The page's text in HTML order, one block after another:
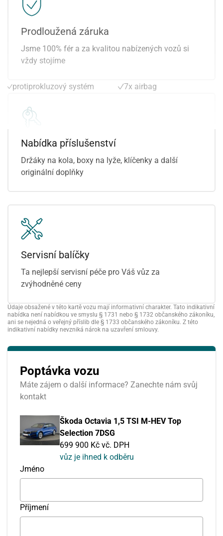
ostřikovače světlometů
palubní počítač
parkovací kamera
parkovací senzory zadní
plní 'EURO VI'
protiprokluzový systém
přední světla LED
značek
7x airbag
Prodloužená záruka
Jsme 100% fér a za kvalitou nabízených vozů si
vždy stojíme
Nabídka příslušenství
Držáky na kola, boxy na lyže, klíčenky a další
originální doplňky
Servisní balíčky
Ta nejlepší servisní péče pro Váš vůz za
zvýhodněné ceny
Údaje obsažené v této kartě vozu mají informativní charakter. Tato indikativní
nabídka není nabídkou ve smyslu § 1731 nebo § 1732 občanského zákoníku,
ani se nejedná o veřejný příslib dle § 1733 občanského zákoníku. Z této
indikativní nabídky nevzniká nárok na uzavření smlouvy.
Poptávka vozu
Máte zájem o další informace? Zanechte nám svůj
kontakt
Škoda Octavia 1,5 TSI M-HEV Top
Selection 7DSG
699 900 Kč vč. DPH
vůz je ihned k odběru
Jméno
Příjmení